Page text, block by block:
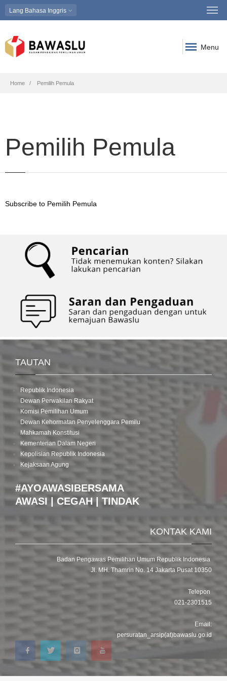
Lang Bahasa Inggris
Menu
Breadcrumb
Home Pemilih Pemula
Pemilih Pemula
Subscribe to Pemilih Pemula
TAUTAN
Republik Indonesia
Dewan Perwakilan Rakyat
Komisi Pemilihan Umum
Dewan Kehormatan Penyelenggara Pemilu
Mahkamah Konstitusi
Kementerian Dalam Negeri
Kepolisian Republik Indonesia
Kejaksaan Agung
#AYOAWASIBERSAMA
AWASI | CEGAH | TINDAK
KONTAK KAMI
Badan Pengawas Pemilihan Umum Republik Indonesia
Jl. MH. Thamrin No. 14 Jakarta Pusat 10350
Telepon
021-2301515
Email:
persuratan_arsip(at)bawaslu.go.id